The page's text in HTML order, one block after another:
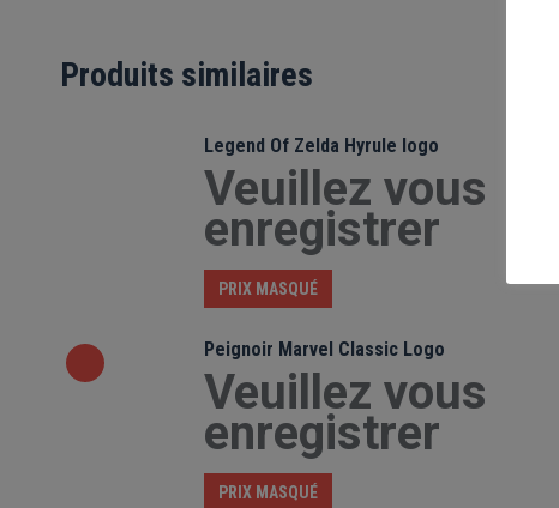
Produits similaires
Legend Of Zelda Hyrule logo
Veuillez vous
enregistrer
PRIX MASQUÉ
Peignoir Marvel Classic Logo
Veuillez vous
enregistrer
PRIX MASQUÉ